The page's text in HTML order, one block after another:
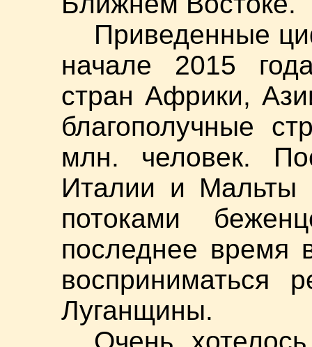
Приведенные
начале 2015
стран Африки,
благополучные
млн. человек.
Италии и Мальты
потоками
последнее время
восприниматься
Луганщины.